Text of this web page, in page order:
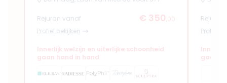
Rejuran vanaf € 350 ,00
Profiel bekijken
Innerlijk welzijn en uiterlijke schoonheid
gaan hand in hand
Profiel
gaan